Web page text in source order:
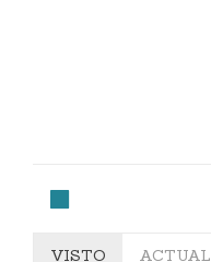
VISTO ACTUAL